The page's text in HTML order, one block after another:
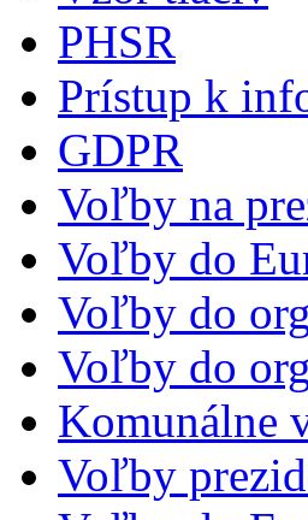
PHSR
Prístup k
GDPR
Voľby na
Voľby do
Voľby do
Voľby do
Komunálne
Voľby